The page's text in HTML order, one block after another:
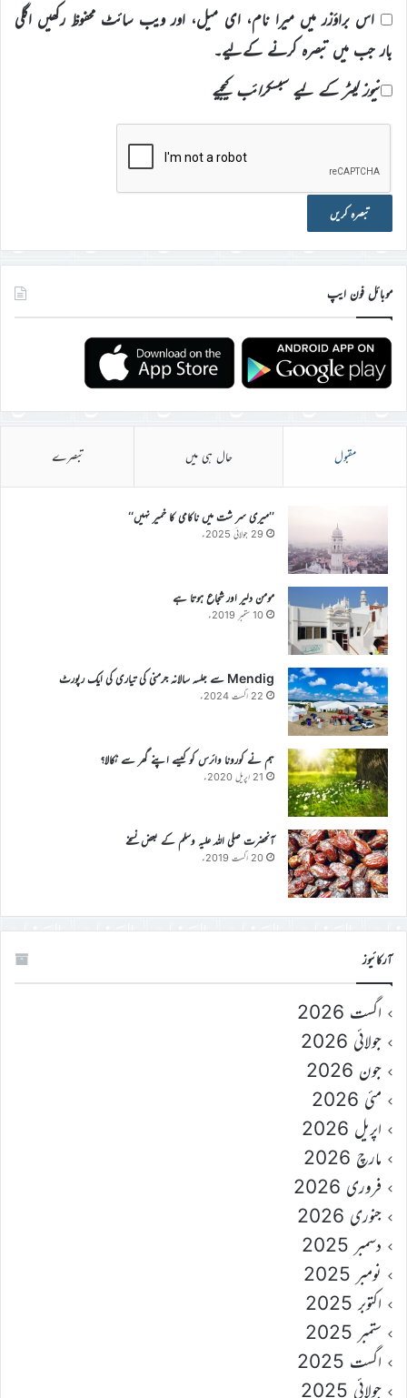
اس براؤزر میں میرا نام، ای میل، اور ویب سائٹ محفوظ رکھیں اگلی
بار جب میں تبصرہ کرنے کےلیے۔
نیوز لیٹر کے لیے سبسکرائب کیجیے
موبائل فون ایپ
مقبول حال ہی میں تبصرے
’’میری سر شت میں ناکامی کا خمیر نہیں‘‘
29 جولائی 2025ء
مومن دلیر اور شجاع ہوتا ہے
10 ستمبر 2019ء
Mendig سے جلسہ سالانہ جرمنی کی تیاری کی ایک رپورٹ
22 اگست 2024ء
ہم نے کورونا وائرس کو کیسے اپنے گھر سے نکالا؟
21 اپریل 2020ء
آنحضرت صلی اللہ علیہ وسلم کے بعض نسخے
20 اگست 2019ء
آرکائیوز
اگست 2026
جولائی 2026
جون 2026
مئی 2026
اپریل 2026
مارچ 2026
فروری 2026
جنوری 2026
دسمبر 2025
نومبر 2025
اکتوبر 2025
ستمبر 2025
اگست 2025
جولائی 2025